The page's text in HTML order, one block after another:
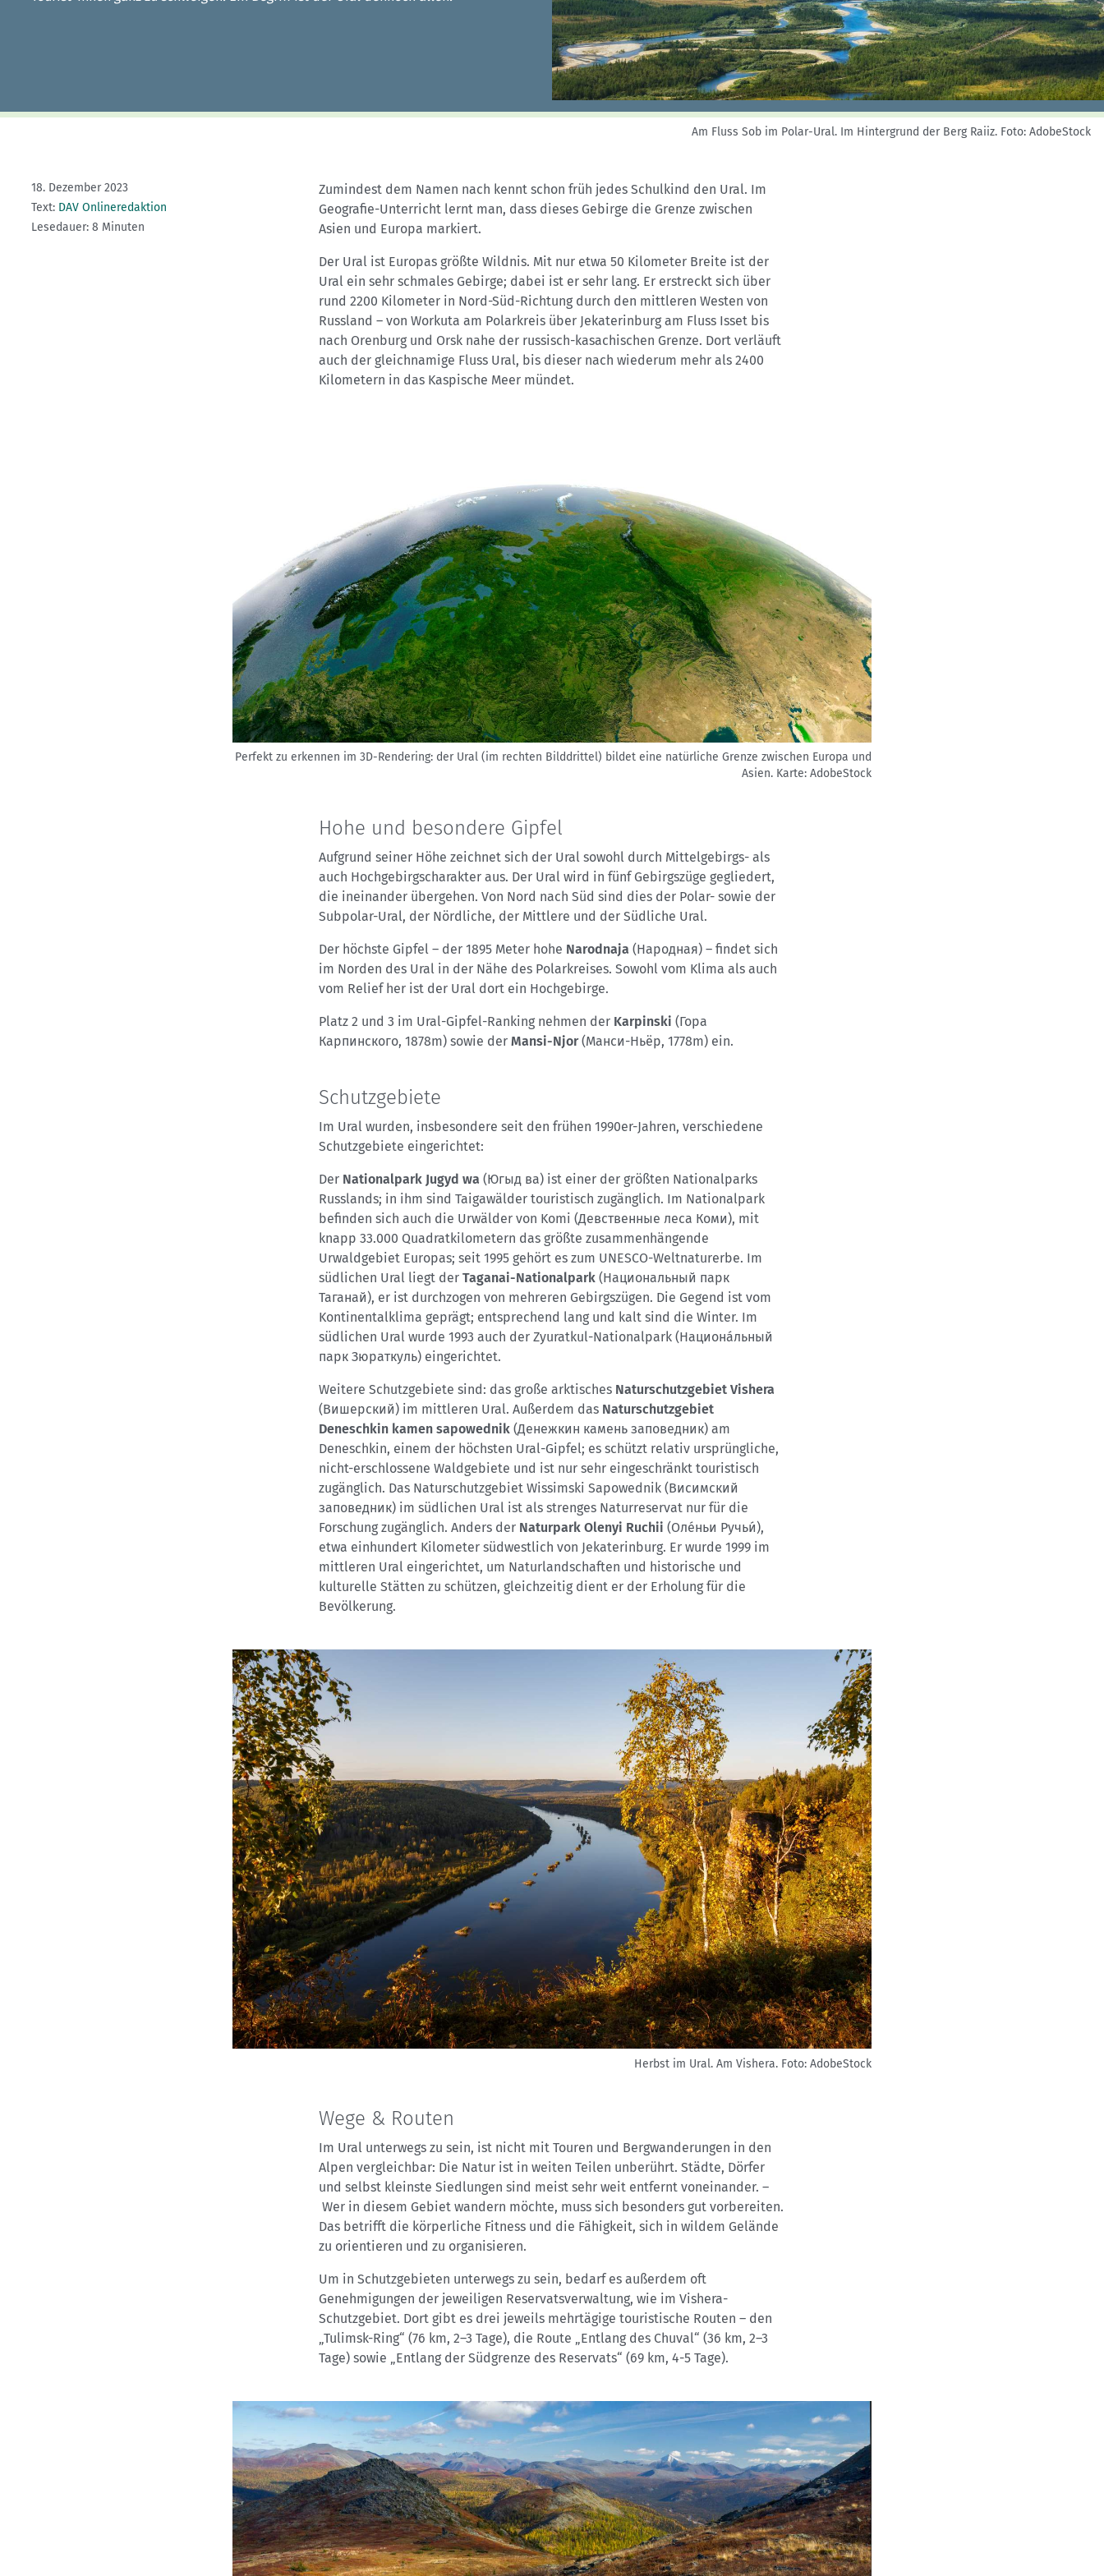
Wandern und Bergsteigen
Wettkampfklettern
Am Fluss Sob im Polar-Ural. Im Hintergrund der Berg Raiiz. Foto: AdobeStock
18. Dezember 2023
Text: DAV Onlineredaktion
Lesedauer: 8 Minuten
Zumindest dem Namen nach kennt schon früh jedes Schulkind den Ural. Im
Geografie-Unterricht lernt man, dass dieses Gebirge die Grenze zwischen
Asien und Europa markiert.
Der Ural ist Europas größte Wildnis. Mit nur etwa 50 Kilometer Breite ist der
Ural ein sehr schmales Gebirge; dabei ist er sehr lang. Er erstreckt sich über
rund 2200 Kilometer in Nord-Süd-Richtung durch den mittleren Westen von
Russland – von Workuta am Polarkreis über Jekaterinburg am Fluss Isset bis
nach Orenburg und Orsk nahe der russisch-kasachischen Grenze. Dort verläuft
auch der gleichnamige Fluss Ural, bis dieser nach wiederum mehr als 2400
Kilometern in das Kaspische Meer mündet.
Perfekt zu erkennen im 3D-Rendering: der Ural (im rechten Bilddrittel) bildet eine natürliche Grenze zwischen Europa und
Asien. Karte: AdobeStock
Hohe und besondere Gipfel
Aufgrund seiner Höhe zeichnet sich der Ural sowohl durch Mittelgebirgs- als
auch Hochgebirgscharakter aus. Der Ural wird in fünf Gebirgszüge gegliedert,
die ineinander übergehen. Von Nord nach Süd sind dies der Polar- sowie der
Subpolar-Ural, der Nördliche, der Mittlere und der Südliche Ural.
Der höchste Gipfel – der 1895 Meter hohe Narodnaja (Народная) – findet sich
im Norden des Ural in der Nähe des Polarkreises. Sowohl vom Klima als auch
vom Relief her ist der Ural dort ein Hochgebirge.
Platz 2 und 3 im Ural-Gipfel-Ranking nehmen der Karpinski (Гора
Карпинского, 1878m) sowie der Mansi-Njor(Манси-Ньёр, 1778m) ein.
Schutzgebiete
Im Ural wurden, insbesondere seit den frühen 1990er-Jahren, verschiedene
Schutzgebiete eingerichtet:
Der Nationalpark Jugyd wa (Югыд ва) ist einer der größten Nationalparks
Russlands; in ihm sind Taigawälder touristisch zugänglich. Im Nationalpark
befinden sich auch die Urwälder von Komi (Девственные леса Коми), mit
knapp 33.000 Quadratkilometern das größte zusammenhängende
Urwaldgebiet Europas; seit 1995 gehört es zum UNESCO-Weltnaturerbe. Im
südlichen Ural liegt der Taganai-Nationalpark (Национальный парк
Таганай), er ist durchzogen von mehreren Gebirgszügen. Die Gegend ist vom
Kontinentalklima geprägt; entsprechend lang und kalt sind die Winter. Im
südlichen Ural wurde 1993 auch der Zyuratkul-Nationalpark (Национа́льный
парк Зюраткуль) eingerichtet.
Weitere Schutzgebiete sind: das große arktisches Naturschutzgebiet Vishera
(Вишерский) im mittleren Ural. Außerdem das Naturschutzgebiet
Deneschkin kamen sapowednik (Денежкин камень заповедник) am
Deneschkin, einem der höchsten Ural-Gipfel; es schützt relativ ursprüngliche,
nicht-erschlossene Waldgebiete und ist nur sehr eingeschränkt touristisch
zugänglich. Das Naturschutzgebiet Wissimski Sapowednik (Висимский
заповедник) im südlichen Ural ist als strenges Naturreservat nur für die
Forschung zugänglich. Anders der Naturpark Olenyi Ruchii (Оле́ньи Ручьи́),
etwa einhundert Kilometer südwestlich von Jekaterinburg. Er wurde 1999 im
mittleren Ural eingerichtet, um Naturlandschaften und historische und
kulturelle Stätten zu schützen, gleichzeitig dient er der Erholung für die
Bevölkerung.
Herbst im Ural. Am Vishera. Foto: AdobeStock
Wege & Routen
Im Ural unterwegs zu sein, ist nicht mit Touren und Bergwanderungen in den
Alpen vergleichbar: Die Natur ist in weiten Teilen unberührt. Städte, Dörfer
und selbst kleinste Siedlungen sind meist sehr weit entfernt voneinander. –
Wer in diesem Gebiet wandern möchte, muss sich besonders gut vorbereiten.
Das betrifft die körperliche Fitness und die Fähigkeit, sich in wildem Gelände
zu orientieren und zu organisieren.
Um in Schutzgebieten unterwegs zu sein, bedarf es außerdem oft
Genehmigungen der jeweiligen Reservatsverwaltung, wie im Vishera-
Schutzgebiet. Dort gibt es drei jeweils mehrtägige touristische Routen – den
„Tulimsk-Ring“ (76 km, 2–3 Tage), die Route „Entlang des Chuval“ (36 km, 2–3
Tage) sowie „Entlang der Südgrenze des Reservats“ (69 km, 4-5 Tage).